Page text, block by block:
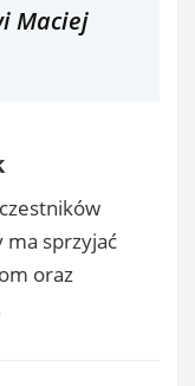
Maciej
ma sprzyjać
oraz